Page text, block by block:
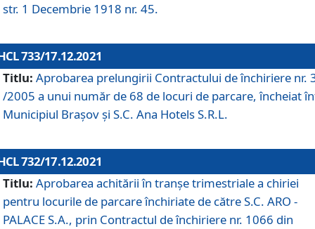
str. 1 Decembrie 1918 nr. 45.
733/17.12.2021
Titlu: Aprobarea prelungirii Contractului de închiriere nr.
/2005 a unui număr de 68 de locuri de parcare, încheiat
Municipiul Braşov şi S.C. Ana Hotels S.R.L.
732/17.12.2021
Titlu: Aprobarea achitării în tranșe trimestriale a chiriei
pentru locurile de parcare închiriate de către S.C. ARO -
PALACE S.A., prin Contractul de închiriere nr. 1066 din